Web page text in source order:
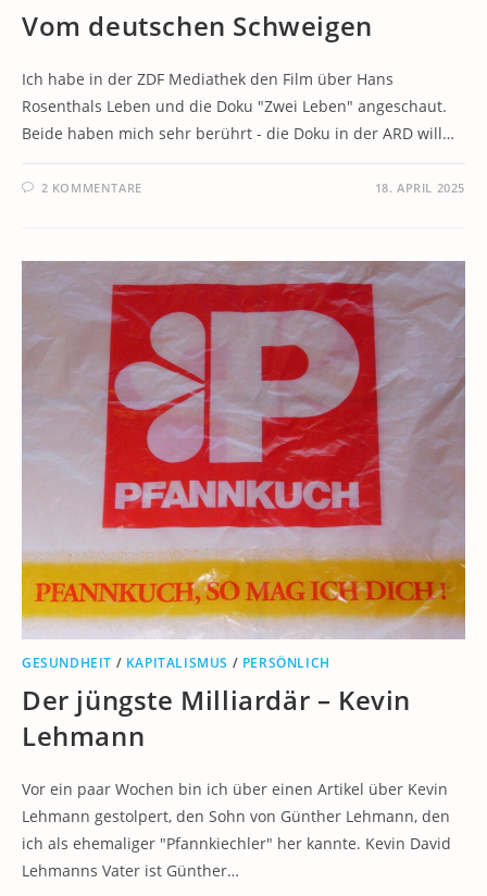
Vom deutschen Schweigen
Ich habe in der ZDF Mediathek den Film über Hans
Rosenthals Leben und die Doku "Zwei Leben" angeschaut.
Beide haben mich sehr berührt - die Doku in der ARD will…
2 KOMMENTARE 18. APRIL 2025
GESUNDHEIT / KAPITALISMUS / PERSÖNLICH
Der jüngste Milliardär – Kevin
Lehmann
Vor ein paar Wochen bin ich über einen Artikel über Kevin
Lehmann gestolpert, den Sohn von Günther Lehmann, den
ich als ehemaliger "Pfannkiechler" her kannte. Kevin David
Lehmanns Vater ist Günther…